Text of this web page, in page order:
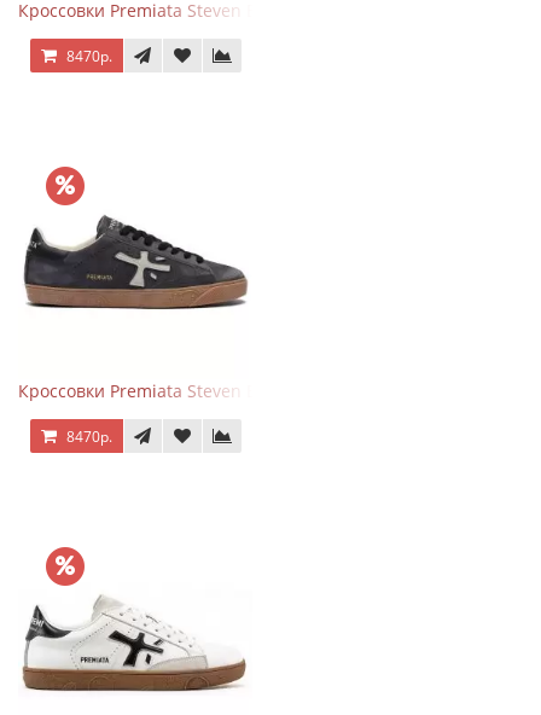
Кроссовки Premiata Steven Black White
8470р.
Кроссовки Premiata Steven Black Graphite
8470р.